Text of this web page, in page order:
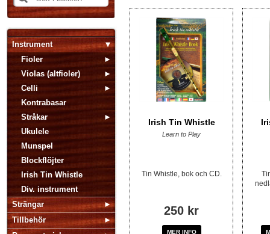
Instrument
Fioler
Violas (altfioler)
Celli
Kontrabasar
Stråkar
Ukulele
Munspel
Blockflöjter
Irish Tin Whistle
Div. instrument
Strängar
Tillbehör
Irish Tin Whistle
Learn to Play
Tin Whistle, bok och CD.
250 kr
MER INFO